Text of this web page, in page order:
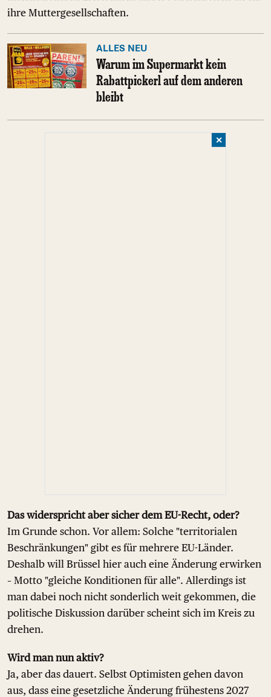
ihre Muttergesellschaften.
ALLES NEU
Warum im Supermarkt kein
Rabattpickerl auf dem anderen
bleibt
✕
Das widerspricht aber sicher dem EU-Recht, oder?
Im Grunde schon. Vor allem: Solche "territorialen
Beschränkungen" gibt es für mehrere EU-Länder.
Deshalb will Brüssel hier auch eine Änderung erwirken
– Motto "gleiche Konditionen für alle". Allerdings ist
man dabei noch nicht sonderlich weit gekommen, die
politische Diskussion darüber scheint sich im Kreis zu
drehen.
Wird man nun aktiv?
Ja, aber das dauert. Selbst Optimisten gehen davon
aus, dass eine gesetzliche Änderung frühestens 2027